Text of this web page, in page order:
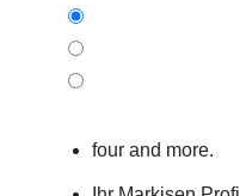
four and more.